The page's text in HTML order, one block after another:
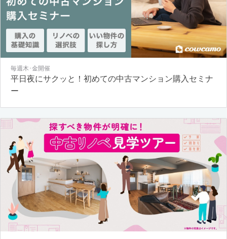
毎週木･金開催
平日夜にサクッと！初めての中古マンション購入セミナ
ー